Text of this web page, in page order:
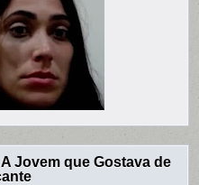
Jovem que Gostava de